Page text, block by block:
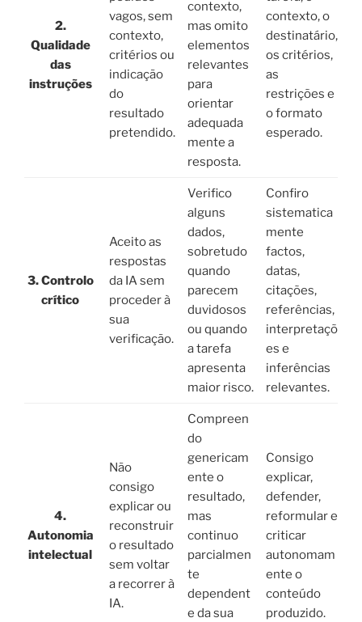
2.
Qualidade
das
instruções
vagos, sem
contexto,
critérios ou
indicação
do
resultado
pretendido.
contexto,
mas omito
elementos
relevantes
para
orientar
adequada
mente a
resposta.
contexto, o
destinatário,
os critérios,
as
restrições e
o formato
esperado.
3. Controlo
crítico
Aceito as
respostas
da IA sem
proceder à
sua
verificação.
Verifico
alguns
dados,
sobretudo
quando
parecem
duvidosos
ou quando
a tarefa
apresenta
maior risco.
Confiro
sistematica
mente
factos,
datas,
citações,
referências,
interpretaçõ
es e
inferências
relevantes.
4.
Autonomia
intelectual
Não
consigo
explicar ou
reconstruir
o resultado
sem voltar
a recorrer à
IA.
Compreen
do
genericam
ente o
resultado,
mas
continuo
parcialmen
te
dependent
e da sua
Consigo
explicar,
defender,
reformular e
criticar
autonomam
ente o
conteúdo
produzido.